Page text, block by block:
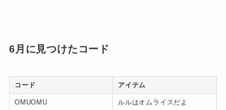
6月に見つけたコード
コード アイテム
OMUOMU ルルはオムライスだよ